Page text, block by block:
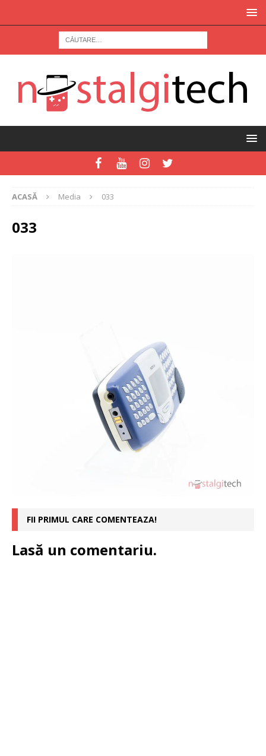
ACASĂ Media 033
033
FII PRIMUL CARE COMENTEAZA!
Lasă un comentariu.